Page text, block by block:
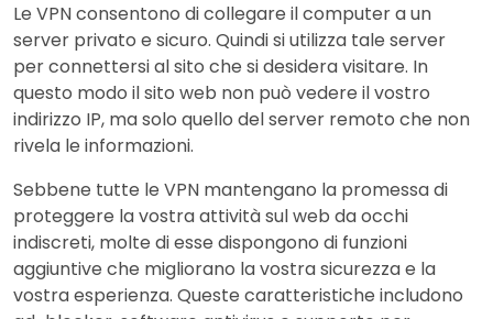
Le VPN consentono di collegare il computer a un
server privato e sicuro. Quindi si utilizza tale server
per connettersi al sito che si desidera visitare. In
questo modo il sito web non può vedere il vostro
indirizzo IP, ma solo quello del server remoto che non
rivela le informazioni.
Sebbene tutte le VPN mantengano la promessa di
proteggere la vostra attività sul web da occhi
indiscreti, molte di esse dispongono di funzioni
aggiuntive che migliorano la vostra sicurezza e la
vostra esperienza. Queste caratteristiche includono